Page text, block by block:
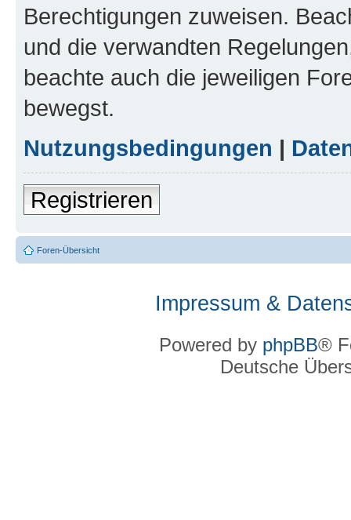
Berechtigungen zuweisen.
und die verwandten
beachte auch die jeweiligen
bewegst.
Nutzungsbedingungen |
Registrieren
Foren-Übersicht
Impressum &
Powered by phpBB®
Deutsche